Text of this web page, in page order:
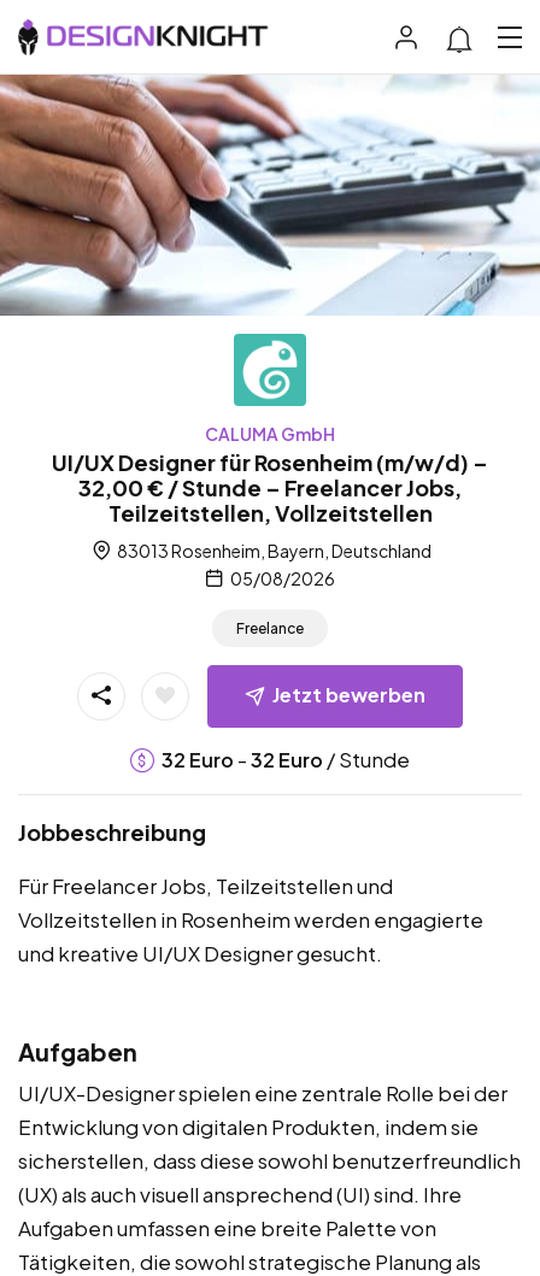
CALUMA GmbH
UI/UX Designer für Rosenheim (m/w/d) –
32,00 € / Stunde – Freelancer Jobs,
Teilzeitstellen, Vollzeitstellen
83013 Rosenheim, Bayern, Deutschland
05/08/2026
Freelance
Jetzt bewerben
32 Euro -32 Euro / Stunde
Jobbeschreibung
Für Freelancer Jobs, Teilzeitstellen und
Vollzeitstellen in Rosenheim werden engagierte
und kreative UI/UX Designer gesucht.
Aufgaben
UI/UX-Designer spielen eine zentrale Rolle bei der
Entwicklung von digitalen Produkten, indem sie
sicherstellen, dass diese sowohl benutzerfreundlich
(UX) als auch visuell ansprechend (UI) sind. Ihre
Aufgaben umfassen eine breite Palette von
Tätigkeiten, die sowohl strategische Planung als